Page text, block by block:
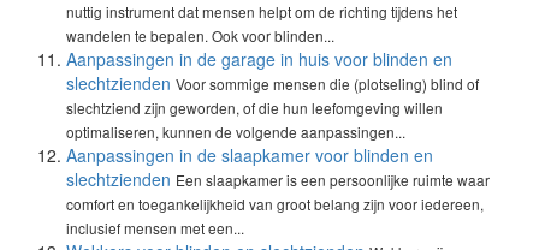
nuttig instrument dat mensen helpt om de richting tijdens het
wandelen te bepalen. Ook voor blinden...
Aanpassingen in de garage in huis voor blinden en
slechtzienden Voor sommige mensen die (plotseling) blind of
slechtziend zijn geworden, of die hun leefomgeving willen
optimaliseren, kunnen de volgende aanpassingen...
Aanpassingen in de slaapkamer voor blinden en
slechtzienden Een slaapkamer is een persoonlijke ruimte waar
comfort en toegankelijkheid van groot belang zijn voor iedereen,
inclusief mensen met een...